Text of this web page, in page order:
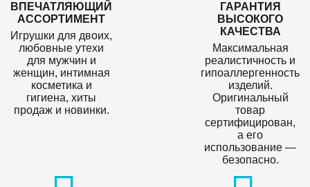
ВПЕЧАТЛЯЮЩИЙ
АССОРТИМЕНТ
Игрушки для двоих,
любовные утехи
для мужчин и
женщин, интимная
косметика и
гигиена, хиты
продаж и новинки.
ГАРАНТИЯ
ВЫСОКОГО
КАЧЕСТВА
Максимальная
реалистичность и
гипоаллергенность
изделий.
Оригинальный
товар
сертифицирован,
а его
использование —
безопасно.